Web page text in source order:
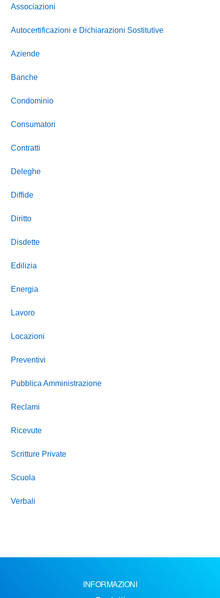
Associazioni
Autocertificazioni e Dichiarazioni Sostitutive
Aziende
Banche
Condominio
Consumatori
Contratti
Deleghe
Diffide
Diritto
Disdette
Edilizia
Energia
Lavoro
Locazioni
Preventivi
Pubblica Amministrazione
Reclami
Ricevute
Scritture Private
Scuola
Verbali
INFORMAZIONI